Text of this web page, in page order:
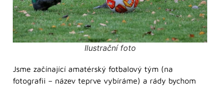
Ilustrační foto
Jsme začínající amatérský fotbalový tým (na
fotografii – název teprve vybíráme) a rády bychom